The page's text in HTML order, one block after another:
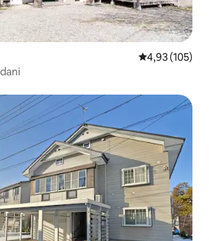
4,93 ud af 5 i
4,93 (105)